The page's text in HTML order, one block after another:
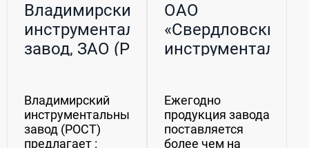
Владимирский
инструментальный
завод, ЗАО (РОСТ)
Владимирский
инструментальный
завод (РОСТ)
предлагает :
ОАО
«Свердловский
Ежегодно
продукция завода
поставляется
более чем на